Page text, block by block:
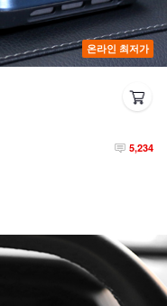
온라인 최저가
5,234